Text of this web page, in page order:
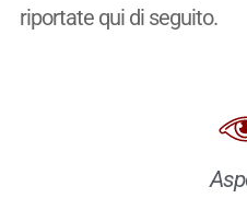
riportate qui di seguito.